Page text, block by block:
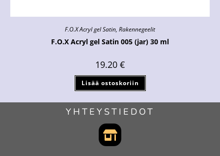
F.O.X Acryl gel Satin, Rakennegeelit
F.O.X Acryl gel Satin 005 (jar) 30 ml
19.20 €
Lisää ostoskoriin
YHTEYSTIEDOT